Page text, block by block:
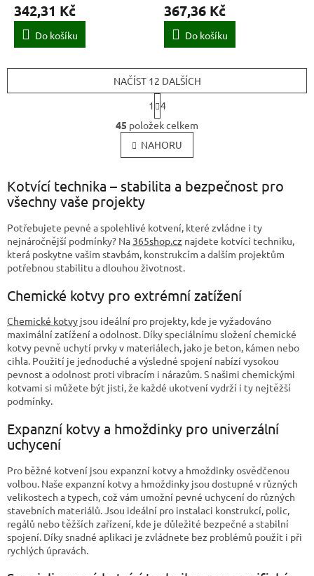
342,31 Kč
Do košíku
367,36 Kč
Do košíku
O
v
l
á
a
p
r
v
k
v
ý
p
i
s
u
NAČÍST 12 DALŠÍCH
S
t
r
á
n
k
v
á
1
4
45 položek celkem
NAHORU
Kotvící technika – stabilita a bezpečnost pro
všechny vaše projekty
Potřebujete pevné a spolehlivé kotvení, které zvládne i ty
nejnáročnější podmínky? Na 365shop.cz najdete kotvící techniku,
která poskytne vašim stavbám, konstrukcím a dalším projektům
potřebnou stabilitu a dlouhou životnost.
Chemické kotvy pro extrémní zatížení
Chemické kotvy jsou ideální pro projekty, kde je vyžadováno
maximální zatížení a odolnost. Díky speciálnímu složení chemické
kotvy pevně uchytí prvky v materiálech, jako je beton, kámen nebo
cihla. Použití je jednoduché a výsledné spojení nabízí vysokou
pevnost a odolnost proti vibracím i nárazům. S našimi chemickými
kotvami si můžete být jisti, že každé ukotvení vydrží i ty nejtěžší
podmínky.
Expanzní kotvy a hmoždinky pro univerzální
uchycení
Pro běžné kotvení jsou expanzní kotvy a hmoždinky osvědčenou
volbou. Naše expanzní kotvy a hmoždinky jsou dostupné v různých
velikostech a typech, což vám umožní pevné uchycení do různých
stavebních materiálů. Jsou ideální pro instalaci konstrukcí, polic,
regálů nebo těžších zařízení, kde je důležité bezpečné a stabilní
spojení. Díky snadné aplikaci je zvládnete bez problémů použít i při
rychlých úpravách.